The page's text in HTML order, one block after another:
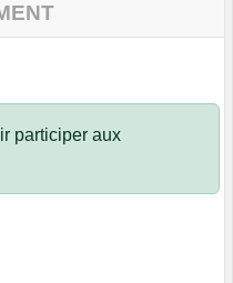
participer aux